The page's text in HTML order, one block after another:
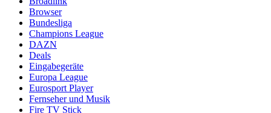
Browser
Bundesliga
Champions League
DAZN
Deals
Eingabegeräte
Europa League
Eurosport Player
Fernseher und Musik
Fire TV Stick